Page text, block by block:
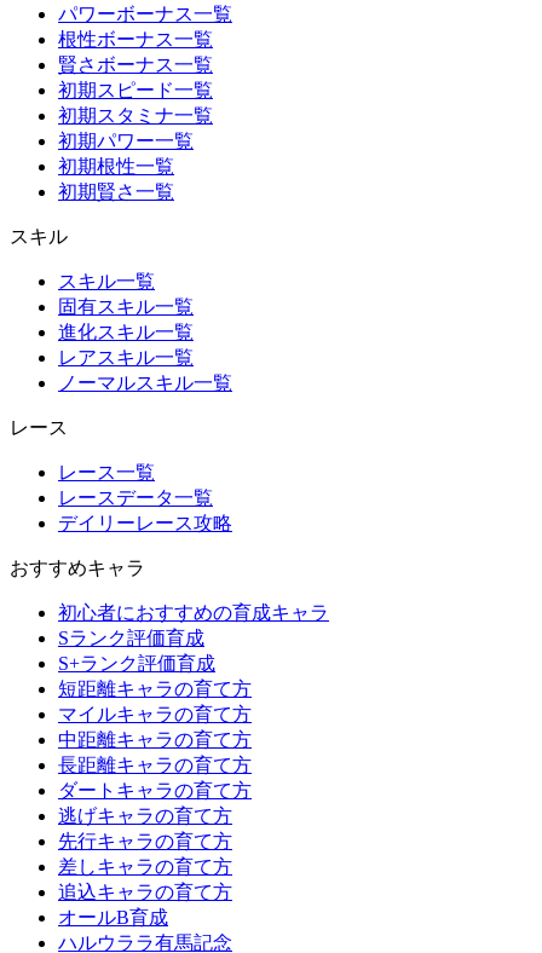
パワーボーナス一覧
根性ボーナス一覧
賢さボーナス一覧
初期スピード一覧
初期スタミナ一覧
初期パワー一覧
初期根性一覧
初期賢さ一覧
スキル
スキル一覧
固有スキル一覧
進化スキル一覧
レアスキル一覧
ノーマルスキル一覧
レース
レース一覧
レースデータ一覧
デイリーレース攻略
おすすめキャラ
初心者におすすめの育成キャラ
Sランク評価育成
S+ランク評価育成
短距離キャラの育て方
マイルキャラの育て方
中距離キャラの育て方
長距離キャラの育て方
ダートキャラの育て方
逃げキャラの育て方
先行キャラの育て方
差しキャラの育て方
追込キャラの育て方
オールB育成
ハルウララ有馬記念